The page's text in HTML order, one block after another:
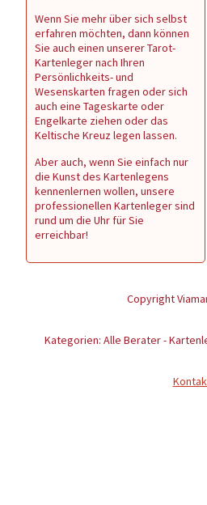
Wenn Sie mehr über sich selbst
erfahren möchten, dann können
Sie auch einen unserer Tarot-
Kartenleger nach Ihren
Persönlichkeits- und
Wesenskarten fragen oder sich
auch eine Tageskarte oder
Engelkarte ziehen oder das
Keltische Kreuz legen lassen.
Aber auch, wenn Sie einfach nur
die Kunst des Kartenlegens
kennenlernen wollen, unsere
professionellen Kartenleger sind
rund um die Uhr für Sie
erreichbar!
Copyright
Kategorien: Alle Berater -